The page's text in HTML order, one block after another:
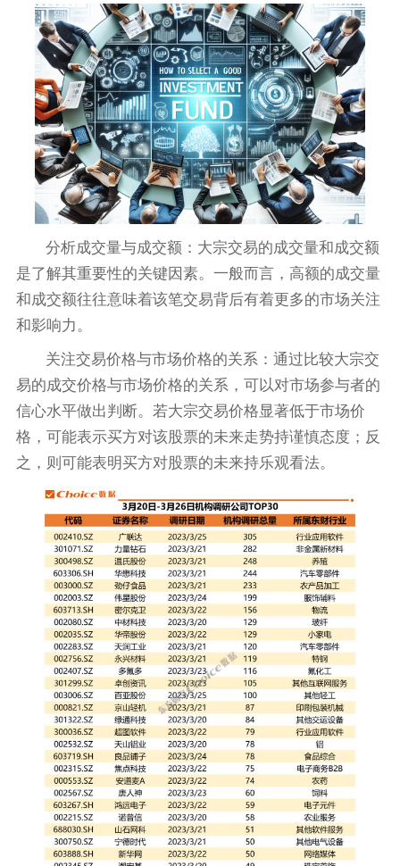
分析成交量与成交额：大宗交易的成交量和成交额
是了解其重要性的关键因素。一般而言，高额的成交量
和成交额往往意味着该笔交易背后有着更多的市场关注
和影响力。
关注交易价格与市场价格的关系：通过比较大宗交
易的成交价格与市场价格的关系，可以对市场参与者的
信心水平做出判断。若大宗交易价格显著低于市场价
格，可能表示买方对该股票的未来走势持谨慎态度；反
之，则可能表明买方对股票的未来持乐观看法。